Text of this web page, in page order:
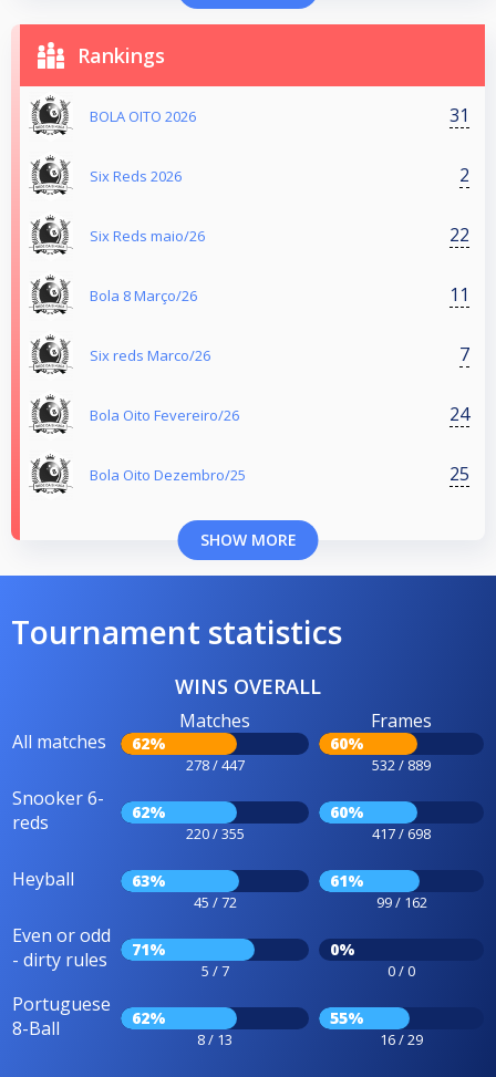
Rankings
BOLA OITO 2026 31
Six Reds 2026 2
Six Reds maio/26 22
Bola 8 Março/26 11
Six reds Marco/26 7
Bola Oito Fevereiro/26 24
Bola Oito Dezembro/25 25
SHOW MORE
Tournament statistics
WINS OVERALL
All matches
Matches
62%
278 / 447
Frames
60%
532 / 889
Snooker 6-
reds
62%
220 / 355
60%
417 / 698
Heyball 63%
45 / 72
61%
99 / 162
Even or odd
- dirty rules
71%
5 / 7
0%
0 / 0
Portuguese
8-Ball
62%
8 / 13
55%
16 / 29